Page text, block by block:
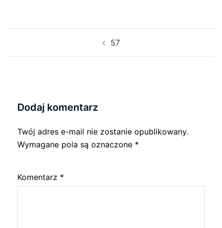
57
Dodaj komentarz
Twój adres e-mail nie zostanie opublikowany.
Wymagane pola są oznaczone *
Komentarz *